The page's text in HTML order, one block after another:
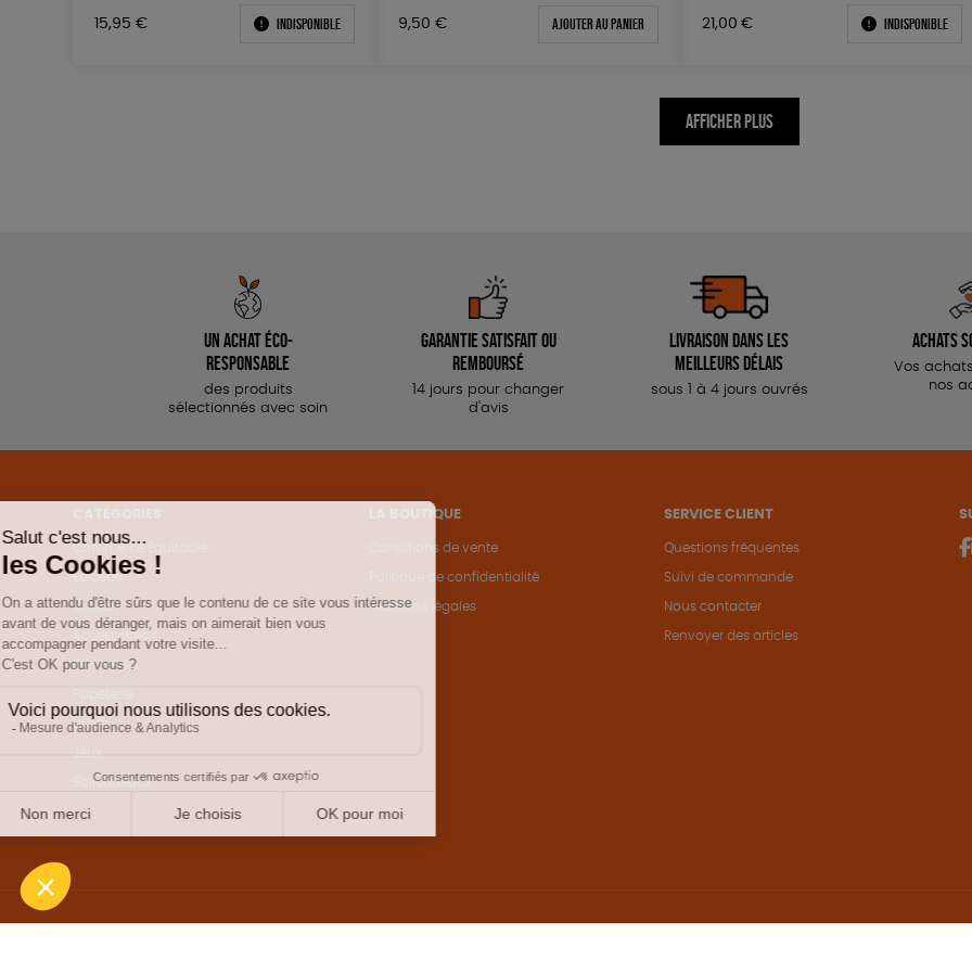
15,95 € Indisponible 9,50 € Ajouter au panier 21,00 € Indisponible
AFFICHER PLUS
Un achat éco-
responsable
des produits
sélectionnés avec soin
Garantie satisfait ou
remboursé
14 jours pour changer
d'avis
Livraison dans les
meilleurs délais
sous 1 à 4 jours ouvrés
Achats
Vos
nos
Epicerie
Maison
Accessoires
Bien-être
Livres
Jeux
Solicadeaux
LA BOUTIQUE
Conditions de vente
Politique de confidentialité
Mentions légales
SERVICE CLIENT
Questions fréquentes
Suivi de commande
Nous contacter
Renvoyer des articles